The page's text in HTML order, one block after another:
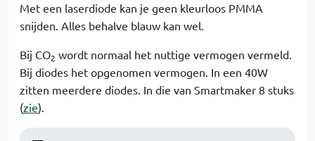
Met een laserdiode kan je geen kleurloos PMMA
snijden. Alles behalve blauw kan wel.
Bij CO2 wordt normaal het nuttige vermogen vermeld.
Bij diodes het opgenomen vermogen. In een 40W
zitten meerdere diodes. In die van Smartmaker 8 stuks
(zie).